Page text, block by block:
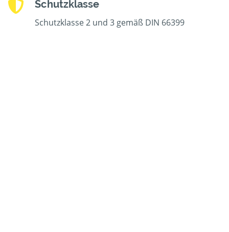
Schutzklasse
Schutzklasse 2 und 3 gemäß DIN 66399